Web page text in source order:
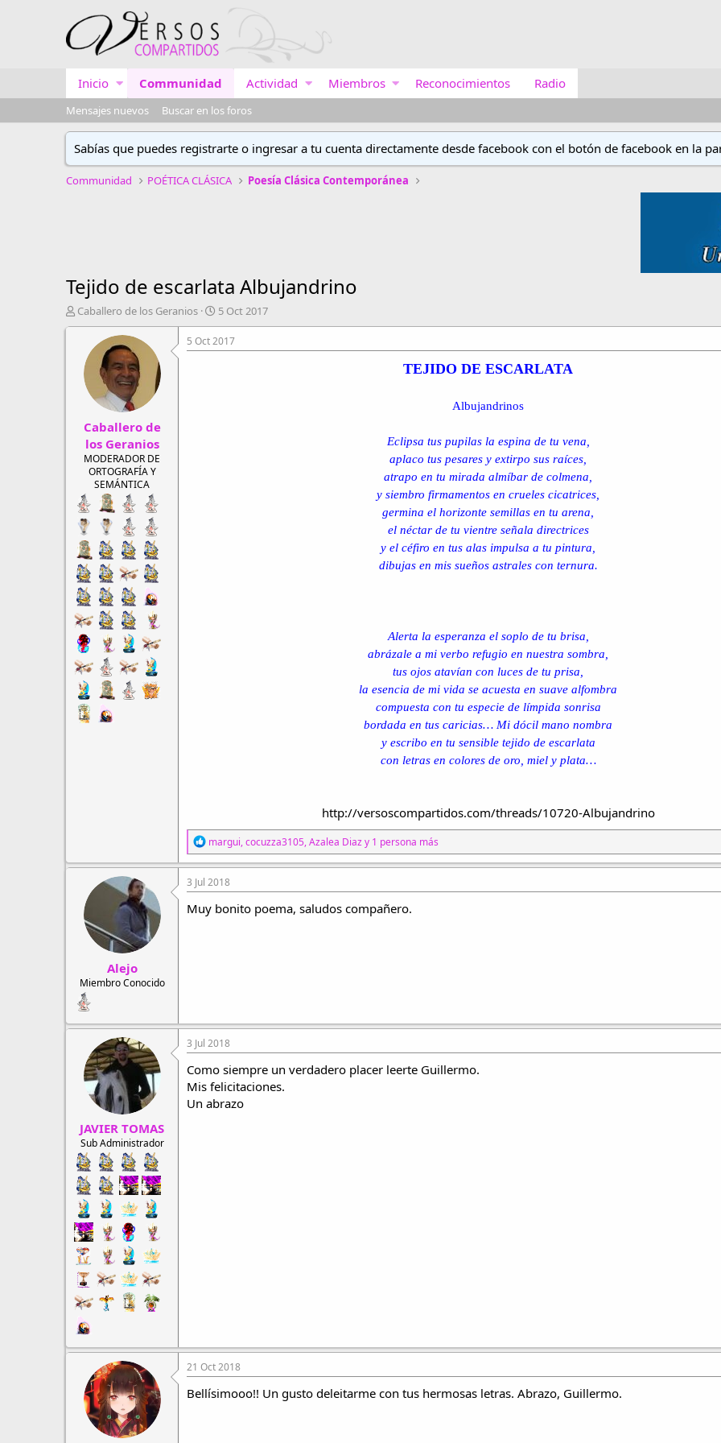
Inicio Communidad Actividad Miembros Reconocimientos Radio
Mensajes nuevos Buscar en los foros
Sabías que puedes registrarte o ingresar a tu cuenta directamente desde facebook con el botón de facebook en la
Communidad POÉTICA CLÁSICA Poesía Clásica Contemporánea
Tejido de escarlata Albujandrino
A
u
Caballero de los Geranios
F
e
c
h
5 Oct 2017
Caballero de
los Geranios
MODERADOR DE
ORTOGRAFÍA Y
SEMÁNTICA
5 Oct 2017
TEJIDO DE ESCARLATA
Albujandrinos
Eclipsa tus pupilas la espina de tu vena,
aplaco tus pesares y extirpo sus raíces,
atrapo en tu mirada almíbar de colmena,
y siembro firmamentos en crueles cicatrices,
germina el horizonte semillas en tu arena,
el néctar de tu vientre señala directrices
y el céfiro en tus alas impulsa a tu pintura,
dibujas en mis sueños astrales con ternura.
Alerta la esperanza el soplo de tu brisa,
abrázale a mi verbo refugio en nuestra sombra,
tus ojos atavían con luces de tu prisa,
la esencia de mi vida se acuesta en suave alfombra
compuesta con tu especie de límpida sonrisa
bordada en tus caricias… Mi dócil mano nombra
y escribo en tu sensible tejido de escarlata
con letras en colores de oro, miel y plata…
http://versoscompartidos.com/threads/10720-Albujandrino​
R
e
a
c
c
i
o
margui,cocuzza3105,Azalea Diazy 1 persona más
Alejo
Miembro Conocido
3 Jul 2018
Muy bonito poema, saludos compañero.
JAVIER TOMAS
Sub Administrador
3 Jul 2018
Como siempre un verdadero placer leerte Guillermo.
Mis felicitaciones.
Un abrazo
21 Oct 2018
Bellísimooo!! Un gusto deleitarme con tus hermosas letras. Abrazo, Guillermo.